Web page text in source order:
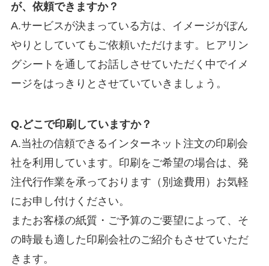
が、依頼できますか？
A.サービスが決まっている方は、イメージがぼん
やりとしていてもご依頼いただけます。ヒアリン
グシートを通してお話しさせていただく中でイメ
ージをはっきりとさせていていきましょう。
Q.どこで印刷していますか？
A.当社の信頼できるインターネット注文の印刷会
社を利用しています。印刷をご希望の場合は、発
注代行作業を承っております（別途費用）お気軽
にお申し付けください。
またお客様の紙質・ご予算のご要望によって、そ
の時最も適した印刷会社のご紹介もさせていただ
きます。